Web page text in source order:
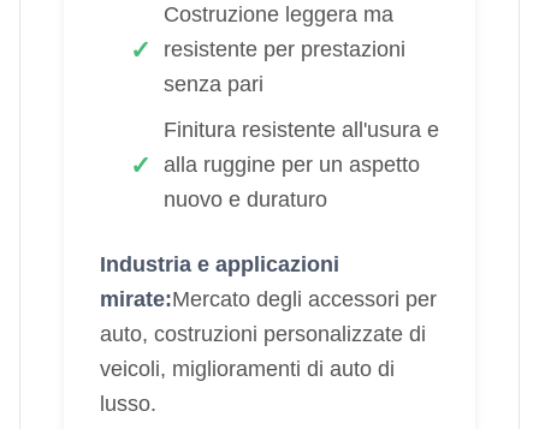
Costruzione leggera ma
resistente per prestazioni
senza pari
Finitura resistente all'usura e
alla ruggine per un aspetto
nuovo e duraturo
Industria e applicazioni
mirate:Mercato degli accessori per
auto, costruzioni personalizzate di
veicoli, miglioramenti di auto di
lusso.